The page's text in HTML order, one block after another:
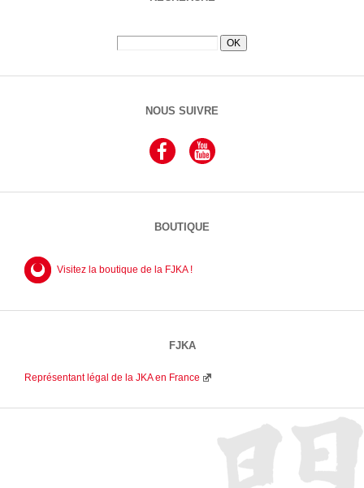
NOUS SUIVRE
BOUTIQUE
Visitez la boutique de la FJKA !
FJKA
Représentant légal de la JKA en France